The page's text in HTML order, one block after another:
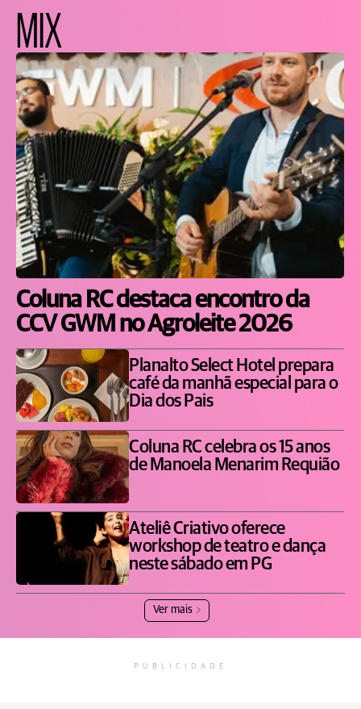
MIX
Coluna RC destaca encontro da
CCV GWM no Agroleite 2026
Planalto Select Hotel prepara
café da manhã especial para o
Dia dos Pais
Coluna RC celebra os 15 anos
de Manoela Menarim Requião
Ateliê Criativo oferece
workshop de teatro e dança
neste sábado em PG
Ver mais
PUBLICIDADE